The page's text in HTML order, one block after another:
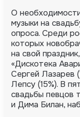
О
музыки на
опроса. Среди
которых
на свой
«Дискотека
Сергей Лазарев
Лепсу (15%). В
свадьбы певцов
и Дима Билан,